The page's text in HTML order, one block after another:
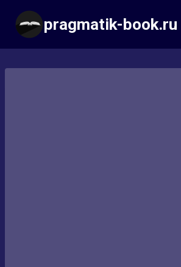
Перейти
содержимому
pragmatik-book.ru